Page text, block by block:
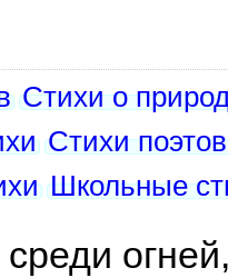
Стихи о
Стихи
Школьные